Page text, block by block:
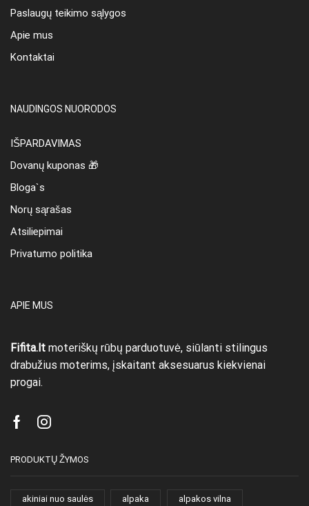
Paslaugų teikimo sąlygos
Apie mus
Kontaktai
NAUDINGOS NUORODOS
IŠPARDAVIMAS
Dovanų kuponas 🎁
Bloga`s
Norų sąrašas
Atsiliepimai
Privatumo politika
APIE MUS
Fifita.lt moteriškų rūbų parduotuvė, siūlanti stilingus
drabužius moterims, įskaitant aksesuarus kiekvienai
progai.
FacebookInstagram
PRODUKTŲ ŽYMOS
akiniai nuo saulės alpaka alpakos vilna